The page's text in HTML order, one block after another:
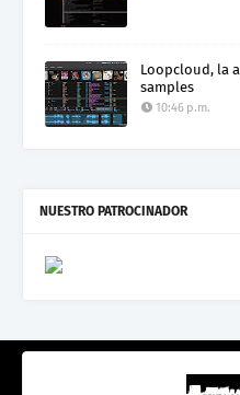
Loopcloud, la
samples
10:46 p.m.
NUESTRO PATROCINADOR